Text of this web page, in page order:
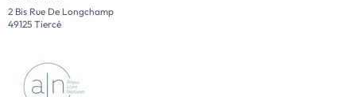
2 Bis Rue De Longchamp
49125 Tiercé